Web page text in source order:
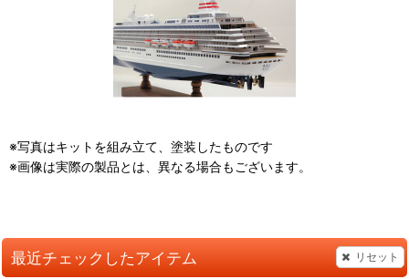
※写真はキットを組み立て、塗装したものです
※画像は実際の製品とは、異なる場合もございます。
最近チェックしたアイテム リセット